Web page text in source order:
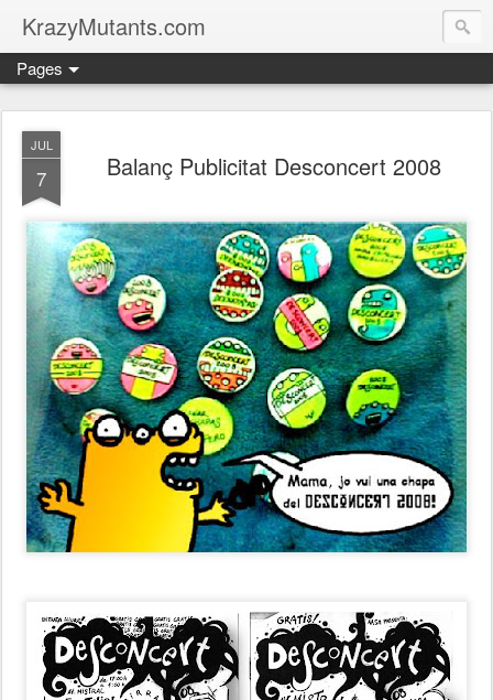
KrazyMutants.com
Pages
JUL
7 Balanç Publicitat Desconcert 2008